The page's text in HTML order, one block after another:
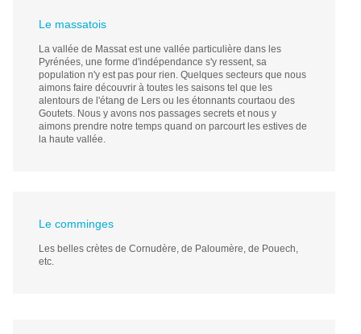
Le massatois
La vallée de Massat est une vallée particulière dans les
Pyrénées, une forme d'indépendance s'y ressent, sa
population n'y est pas pour rien. Quelques secteurs que nous
aimons faire découvrir à toutes les saisons tel que les
alentours de l'étang de Lers ou les étonnants courtaou des
Goutets. Nous y avons nos passages secrets et nous y
aimons prendre notre temps quand on parcourt les estives de
la haute vallée.
Le comminges
Les belles crètes de Cornudère, de Paloumère, de Pouech,
etc.